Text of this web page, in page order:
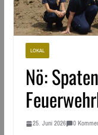
LOKAL
Nö:
25. Juni 2026 0